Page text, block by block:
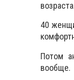
40
Потом
вообще.